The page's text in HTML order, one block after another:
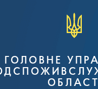
ГОЛОВНЕ